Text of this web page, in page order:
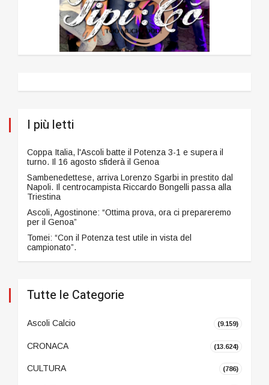
I più letti
Coppa Italia, l'Ascoli batte il Potenza 3-1 e supera il
turno. Il 16 agosto sfiderà il Genoa
Sambenedettese, arriva Lorenzo Sgarbi in prestito dal
Napoli. Il centrocampista Riccardo Bongelli passa alla
Triestina
Ascoli, Agostinone: “Ottima prova, ora ci prepareremo
per il Genoa”
Tomei: “Con il Potenza test utile in vista del
campionato”.
Tutte le Categorie
Ascoli Calcio (9.159)
CRONACA (13.624)
CULTURA (786)